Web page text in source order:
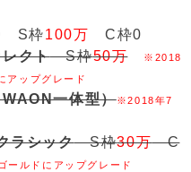
S枠100万 C枠0
クトS枠50万
※2018
アップグレード
一体型）※2018年7
ラシックS枠30万C
ルドにアップグレード